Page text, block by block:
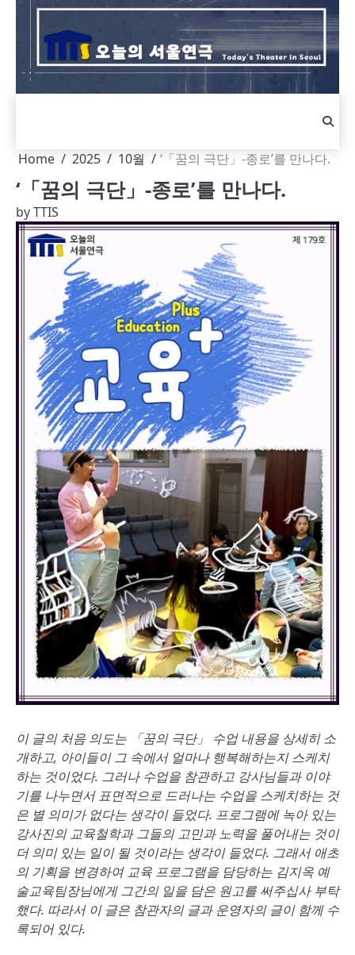
Skip
content
Home 2025 10월 ‘「꿈의 극단」-종로’를 만나다.
‘「꿈의 극단」-종로’를 만나다.
byTTIS
이 글의 처음 의도는 「꿈의 극단」 수업 내용을 상세히 소
개하고, 아이들이 그 속에서 얼마나 행복해하는지 스케치
하는 것이었다. 그러나 수업을 참관하고 강사님들과 이야
기를 나누면서 표면적으로 드러나는 수업을 스케치하는 것
은 별 의미가 없다는 생각이 들었다. 프로그램에 녹아 있는
강사진의 교육철학과 그들의 고민과 노력을 풀어내는 것이
더 의미 있는 일이 될 것이라는 생각이 들었다. 그래서 애초
의 기획을 변경하여 교육 프로그램을 담당하는 김지옥 예
술교육팀장님에게 그간의 일을 담은 원고를 써주십사 부탁
했다. 따라서 이 글은 참관자의 글과 운영자의 글이 함께 수
록되어 있다.